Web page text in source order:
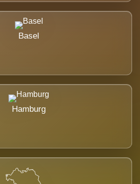
Basel
Hamburg